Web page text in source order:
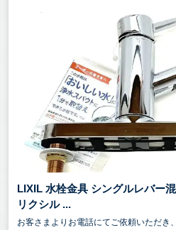
LIXIL 水栓金具 シングルレバー
リクシル ...
お客さまよりお電話にてご依頼いただき